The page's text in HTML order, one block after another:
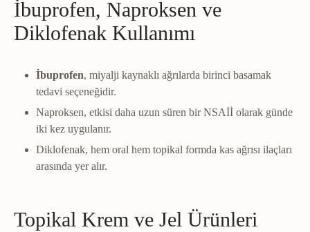
İbuprofen, Naproksen ve
Diklofenak Kullanımı
İbuprofen, miyalji kaynaklı ağrılarda birinci basamak
tedavi seçeneğidir.
Naproksen, etkisi daha uzun süren bir NSAİİ olarak günde
iki kez uygulanır.
Diklofenak, hem oral hem topikal formda kas ağrısı ilaçları
arasında yer alır.
Topikal Krem ve Jel Ürünleri